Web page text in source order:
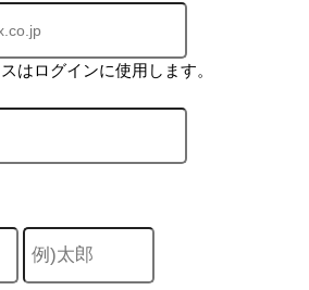
はログインに使用します。